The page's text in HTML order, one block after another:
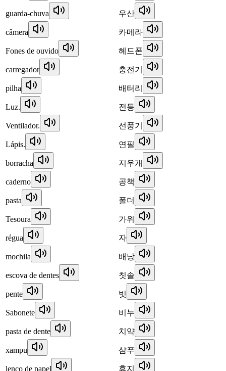
guarda-chuva 우산
câmera 카메라
Fones de ouvido 헤드폰
carregador 충전기
pilha 배터리
Luz. 전등
Ventilador. 선풍기
Lápis. 연필
borracha 지우개
caderno 공책
pasta 폴더
Tesoura 가위
régua 자
mochila 배낭
escova de dentes 칫솔
pente 빗
Sabonete 비누
pasta de dente 치약
xampu 샴푸
lenço de papel 휴지